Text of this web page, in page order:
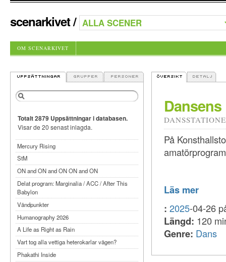
scenarkivet/
OM SCENARKIVET
Dansens
På
Läs mer
: 2025-04-26
Längd: 120
Genre: Dans
Totalt 2879 Uppsättningar i databasen.
Visar de 20 senast inlagda.
Mercury Rising
StM
ON and ON and ON ON and ON
Delat program: Marginalia / ACC / After This
Babylon
Vändpunkter
Humanography 2026
A Life as Right as Rain
Vart tog alla vettiga heterokarlar vägen?
Phakathi Inside